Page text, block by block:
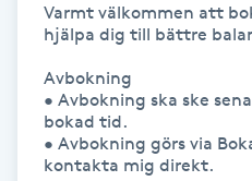
Hyperhidros
Hypnos
Hårborttagning
Varmt välkommen att
hjälpa dig till bättre
Avbokning
• Avbokning ska ske
bokad tid.
• Avbokning görs via
kontakta mig direkt.